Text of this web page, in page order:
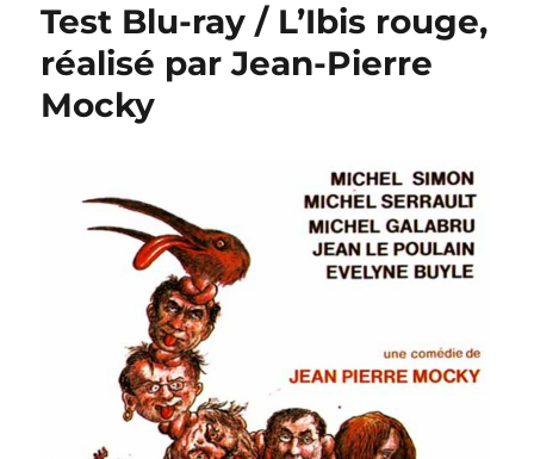
Test Blu-ray / L’Ibis rouge,
réalisé par Jean-Pierre
Mocky